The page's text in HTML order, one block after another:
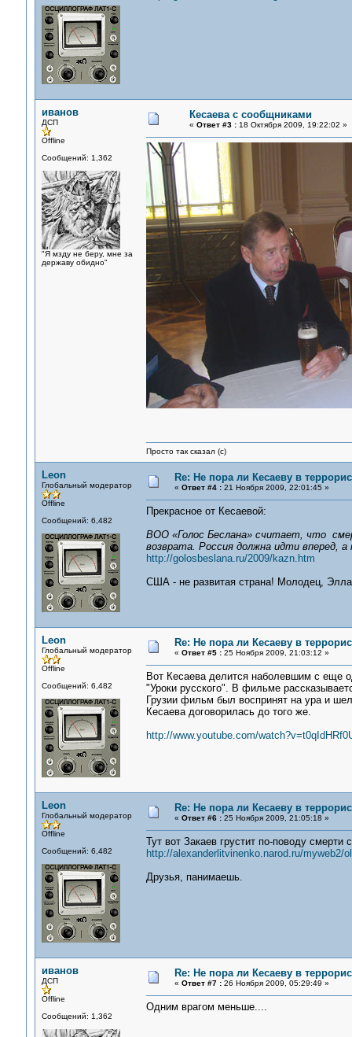
иванов
ДСП
Offline
Сообщений: 1,362
"Я мзду не беру, мне за
державу обидно"
Кесаева с сообщниками
« Ответ #3 :18 Октября 2009, 19:22:02 »
Просто так сказал (с)
Leon
Глобальный модератор
Offline
Сообщений: 6,482
Re: Не пора ли Кесаеву в
« Ответ #4 :21 Ноября 2009, 22:01:45 »
Прекрасное от Кесаевой:
ВОО «Голос Беслана» считает, что
возврата. Россия должна идти вперед,
http://golosbeslana.ru/2009/kazn.htm
США - не развитая страна! Молодец,
Leon
Глобальный модератор
Offline
Сообщений: 6,482
Re: Не пора ли Кесаеву в
« Ответ #5 :25 Ноября 2009, 21:03:12 »
Вот Кесаева делится наболевшим с еще
"Уроки русского". В фильме
Грузии фильм был воспринят на ура и
Кесаева договорилась до того же.
http://www.youtube.com/
Leon
Глобальный модератор
Offline
Сообщений: 6,482
Re: Не пора ли Кесаеву в
« Ответ #6 :25 Ноября 2009, 21:05:18 »
Тут вот Закаев грустит по-поводу
http://alexanderlitvinenko.narod.ru/myweb2/
Друзья, панимаешь.
иванов
ДСП
Offline
Сообщений: 1,362
Re: Не пора ли Кесаеву в
« Ответ #7 :26 Ноября 2009, 05:29:49 »
Одним врагом меньше....